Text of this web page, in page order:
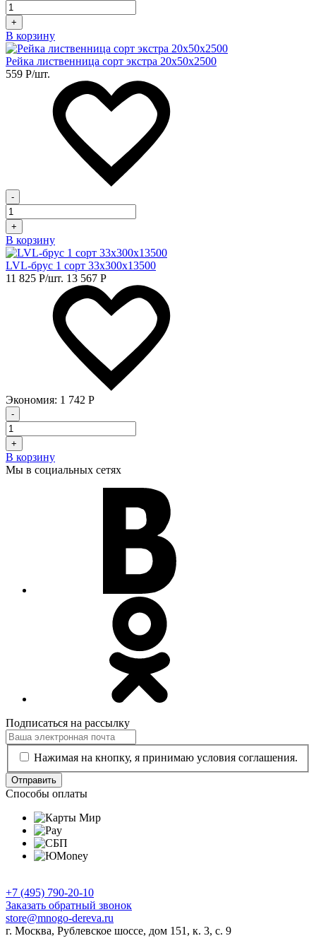
+
В корзину
Рейка лиственница сорт экстра 20х50х2500
559 Р/шт.
-
+
В корзину
LVL-брус 1 сорт 33х300х13500
11 825 Р/шт. 13 567 Р
Экономия: 1 742 Р
-
+
В корзину
Мы в социальных сетях
Подписаться на рассылку
Нажимая на кнопку, я принимаю условия соглашения.
Отправить
Способы оплаты
+7 (495) 790-20-10
Заказать обратный звонок
store@mnogo-dereva.ru
г. Москва, Рублевское шоссе, дом 151, к. 3, с. 9